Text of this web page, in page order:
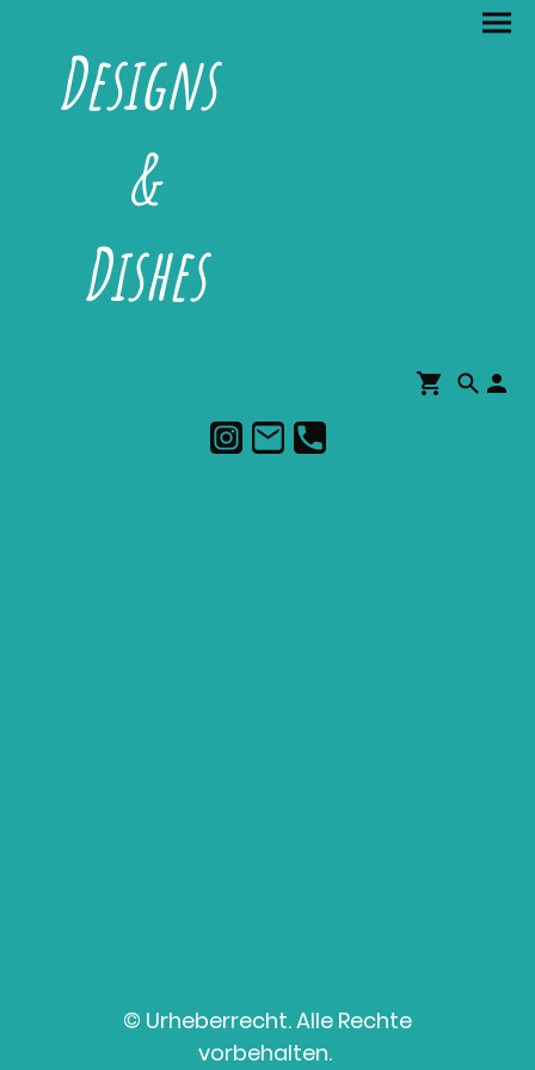
Designs
&
Dishes
© Urheberrecht. Alle Rechte
vorbehalten.